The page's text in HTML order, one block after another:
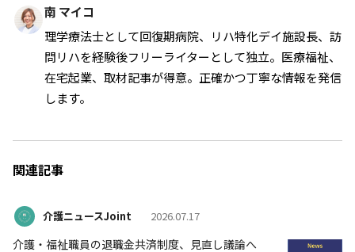
南 マイコ
理学療法士として回復期病院、リハ特化デイ施設長、訪
問リハを経験後フリーライターとして独立。医療福祉、
在宅起業、取材記事が得意。正確かつ丁寧な情報を発信
します。
関連記事
介護ニュースJoint 2026.07.17
介護・福祉職員の退職金共済制度、見直し議論へ